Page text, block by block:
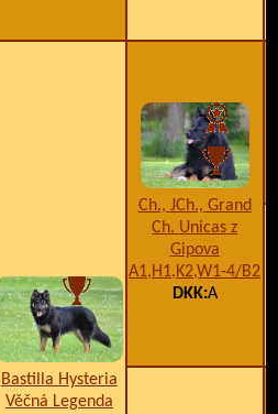
Bastilla Hysteria
Věčná Legenda
Ch., JCh., Grand
Ch. Unicas z
Gipova
A1,H1,K2,W1-4/B2
DKK:A